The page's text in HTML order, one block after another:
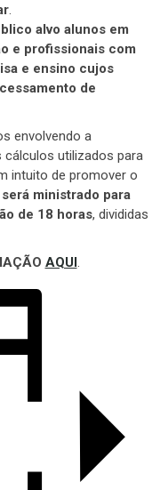
.
alvo alunos em
e profissionais com
e ensino cujos
de
envolvendo a
utilizados para
intuito de promover o
será ministrado para
de 18 horas, divididas
AQUI.